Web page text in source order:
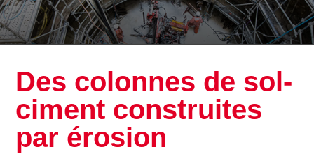
Des colonnes de sol-
ciment construites
par érosion